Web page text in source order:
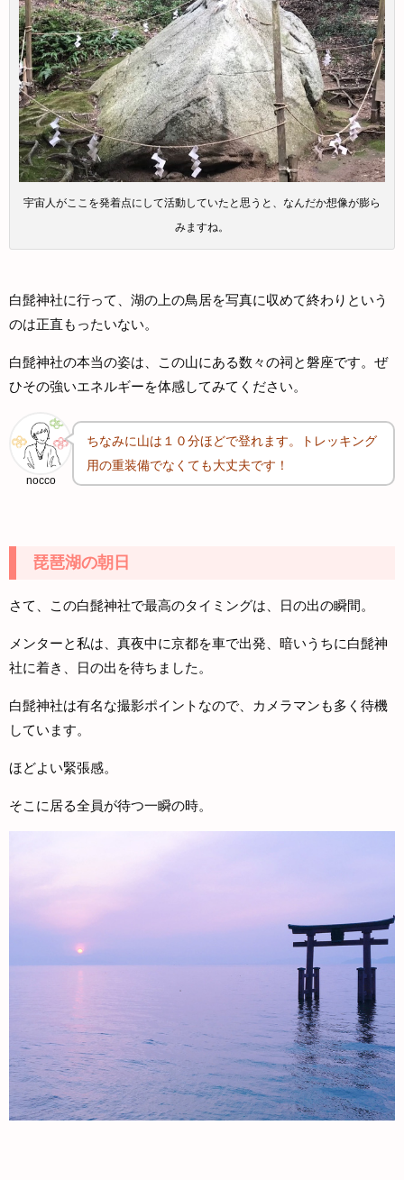
宇宙人がここを発着点にして活動していたと思うと、なんだか想像が膨ら
みますね。
白髭神社に行って、湖の上の鳥居を写真に収めて終わりという
のは正直もったいない。
白髭神社の本当の姿は、この山にある数々の祠と磐座です。ぜ
ひその強いエネルギーを体感してみてください。
nocco
ちなみに山は１０分ほどで登れます。トレッキング
用の重装備でなくても大丈夫です！
琵琶湖の朝日
さて、この白髭神社で最高のタイミングは、日の出の瞬間。
メンターと私は、真夜中に京都を車で出発、暗いうちに白髭神
社に着き、日の出を待ちました。
白髭神社は有名な撮影ポイントなので、カメラマンも多く待機
しています。
ほどよい緊張感。
そこに居る全員が待つ一瞬の時。